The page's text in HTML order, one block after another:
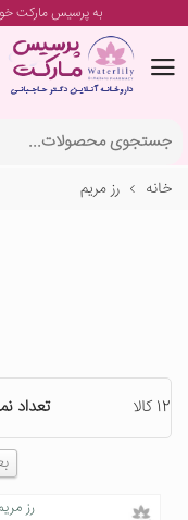
به پرسیس مارکت
خانه رز مریم
12 کالا تعداد
رز